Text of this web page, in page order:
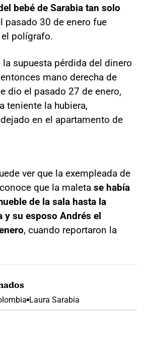
bebé de Sarabia tan solo
pasado 30 de enero fue
polígrafo.
la supuesta pérdida del dinero
mano derecha de
dio el pasado 27 de enero,
teniente la hubiera,
en el apartamento de
ver que la exempleada de
que la maleta se había
de la sala hasta la
y su esposo Andrés el
, cuando reportaron la
Laura Sarabia